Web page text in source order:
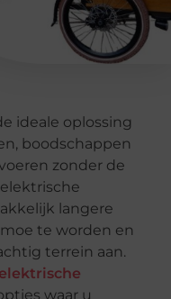
ideale oplossing
boodschappen
zonder de
langere
te worden en
terrein aan.
elektrische
waar u